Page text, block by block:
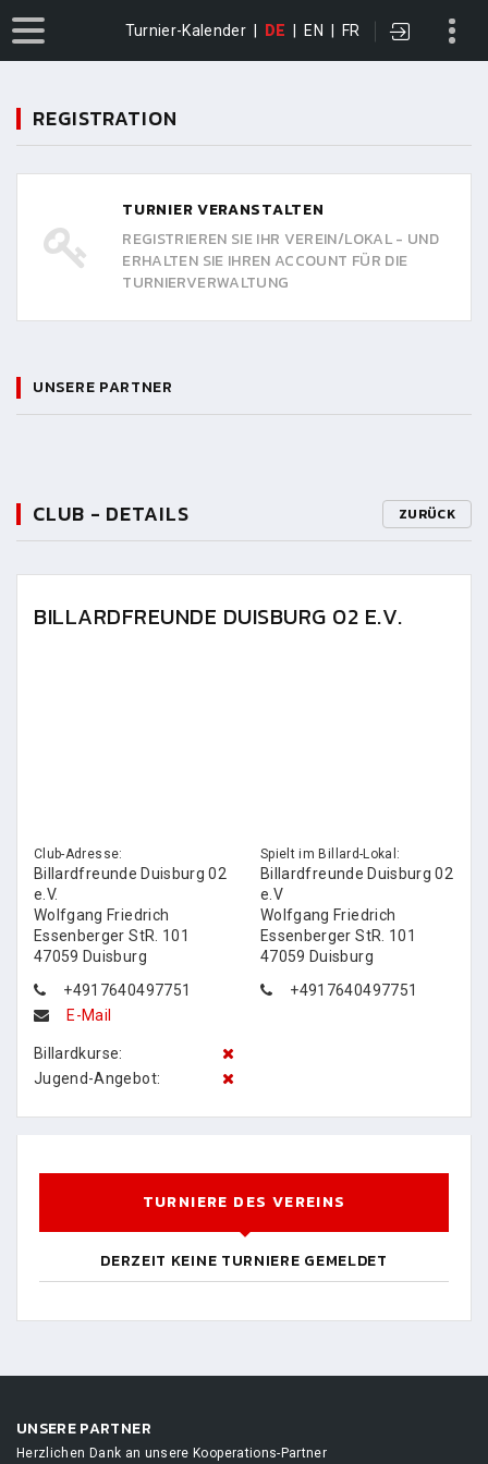
Turnier-Kalender DE EN FR
REGISTRATION
TURNIER VERANSTALTEN
REGISTRIEREN SIE IHR VEREIN/LOKAL - UND
ERHALTEN SIE IHREN ACCOUNT FÜR DIE
TURNIERVERWALTUNG
UNSERE PARTNER
CLUB - DETAILS ZURÜCK
BILLARDFREUNDE DUISBURG 02 E.V.
Club-Adresse:
Billardfreunde Duisburg 02
e.V.
Wolfgang Friedrich
Essenberger StR. 101
47059 Duisburg
+4917640497751
E-Mail
Billardkurse:
Jugend-Angebot:
Spielt im Billard-Lokal:
Billardfreunde Duisburg 02
e.V
Wolfgang Friedrich
Essenberger StR. 101
47059 Duisburg
+4917640497751
TURNIERE DES VEREINS
DERZEIT KEINE TURNIERE GEMELDET
UNSERE PARTNER
Herzlichen Dank an unsere Kooperations-Partner